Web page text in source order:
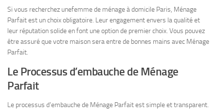
Si vous recherchez unefemme de ménage à domicile Paris, Ménage
Parfait est un choix obligatoire. Leur engagement envers la qualité et
leur réputation solide en font une option de premier choix. Vous pouvez
être assuré que votre maison sera entre de bonnes mains avec Ménage
Parfait.
Le Processus d’embauche de Ménage
Parfait
Le processus d’embauche de Ménage Parfait est simple et transparent.